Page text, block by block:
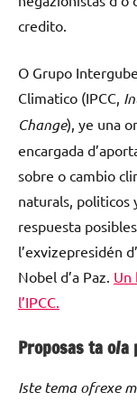
credito.
O Grupo
Climatico (IPCC,
Change), ye una
encargada
sobre o cambio
naturals, politicos
respuesta
l’exvizepresidén
Nobel d’a Paz. Un
l’IPCC.
Proposas ta o/
Iste tema ofrexe